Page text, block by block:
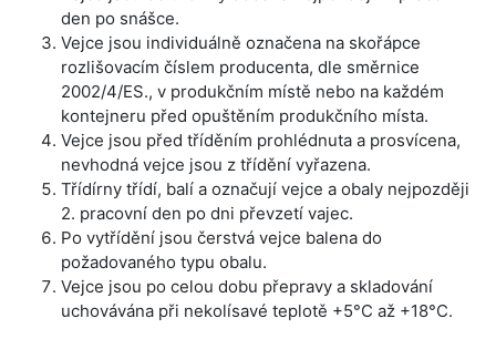
den po snášce.
Vejce jsou individuálně označena na skořápce
rozlišovacím číslem producenta, dle směrnice
2002/4/ES., v produkčním místě nebo na každém
kontejneru před opuštěním produkčního místa.
Vejce jsou před tříděním prohlédnuta a prosvícena,
nevhodná vejce jsou z třídění vyřazena.
Třídírny třídí, balí a označují vejce a obaly nejpozději
2. pracovní den po dni převzetí vajec.
Po vytřídění jsou čerstvá vejce balena do
požadovaného typu obalu.
Vejce jsou po celou dobu přepravy a skladování
uchovávána při nekolísavé teplotě +5°C až +18°C.